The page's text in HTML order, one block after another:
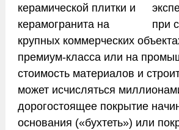
керамической плитки и
керамогранита на
крупных коммерческих
премиум-класса или на
стоимость материалов и
может исчисляться
дорогостоящее покрытие
основания («бухтеть») или